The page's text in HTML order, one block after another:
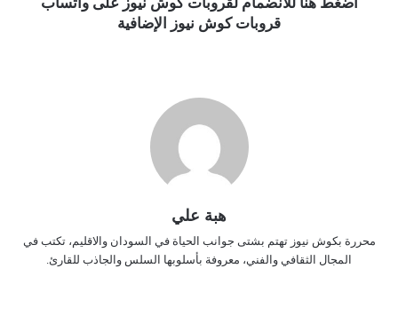
قروبات كوش نيوز الإضافية
هبة علي
محررة بكوش نيوز تهتم بشتى جوانب الحياة في السودان والاقليم، تكتب في
المجال الثقافي والفني، معروفة بأسلوبها السلس والجاذب للقارئ.